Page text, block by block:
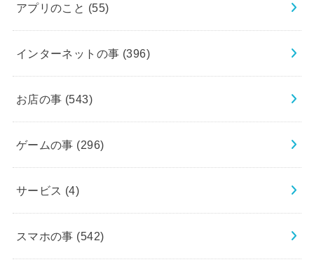
アプリのこと (55)
インターネットの事 (396)
お店の事 (543)
ゲームの事 (296)
サービス (4)
スマホの事 (542)